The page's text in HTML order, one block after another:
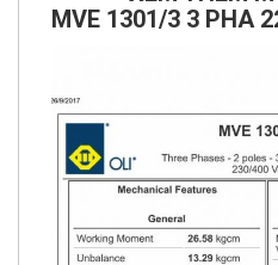
MVE 1301/3 3 PHA